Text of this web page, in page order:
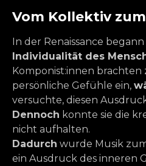
Vom Kollektiv
In der Renaissance begann
Individualität des
Komponist:innen brachten
persönliche Gefühle ein,
versuchte, diesen
Dennoch konnte sie die
nicht aufhalten.
Dadurch wurde Musik
ein Ausdruck des inneren